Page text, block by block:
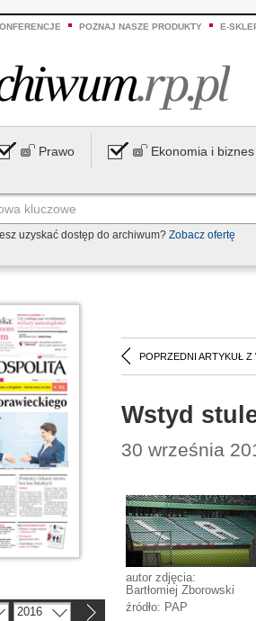
POZNAJ NASZE PRODUKTY E-
Prawo Ekonomia i biznes
uzyskać dostęp do archiwum? Zobacz ofertę
POPRZEDNI ARTYKUŁ Z
Wstyd
30 września
autor zdjęcia:
Bartłomiej Zborowski
źródło: PAP
2016